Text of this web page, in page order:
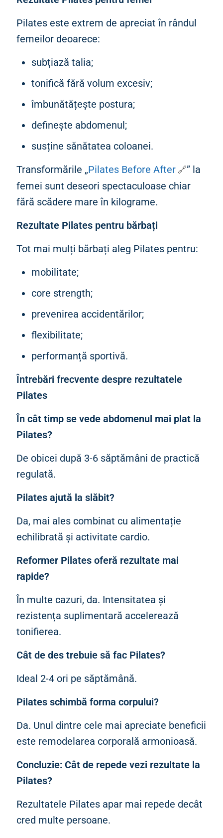
Pilates este extrem de apreciat în rândul
femeilor deoarece:
subțiază talia;
tonifică fără volum excesiv;
îmbunătățește postura;
definește abdomenul;
susține sănătatea coloanei.
Transformările „Pilates Before After
” la
femei sunt deseori spectaculoase chiar
fără scădere mare în kilograme.
Rezultate Pilates pentru bărbați
Tot mai mulți bărbați aleg Pilates pentru:
mobilitate;
core strength;
prevenirea accidentărilor;
flexibilitate;
performanță sportivă.
Întrebări frecvente despre rezultatele
Pilates
În cât timp se vede abdomenul mai plat la
Pilates?
De obicei după 3-6 săptămâni de practică
regulată.
Pilates ajută la slăbit?
Da, mai ales combinat cu alimentație
echilibrată și activitate cardio.
Reformer Pilates oferă rezultate mai
rapide?
În multe cazuri, da. Intensitatea și
rezistența suplimentară accelerează
tonifierea.
Cât de des trebuie să fac Pilates?
Ideal 2-4 ori pe săptămână.
Pilates schimbă forma corpului?
Da. Unul dintre cele mai apreciate beneficii
este remodelarea corporală armonioasă.
Concluzie: Cât de repede vezi rezultate la
Pilates?
Rezultatele Pilates apar mai repede decât
cred multe persoane.